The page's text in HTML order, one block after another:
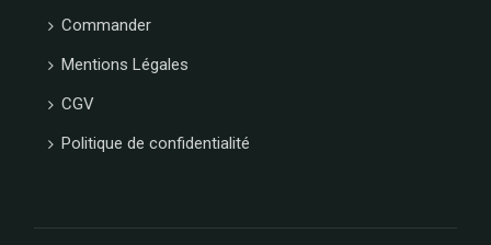
Commander
Mentions Légales
CGV
Politique de confidentialité